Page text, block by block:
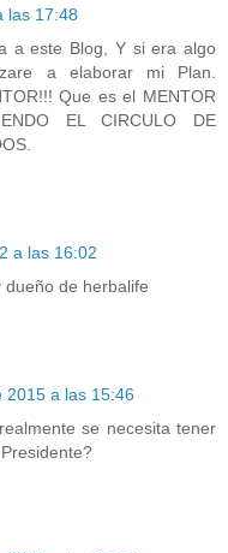
las 17:48
a este Blog, Y si era algo
a elaborar mi Plan.
Que es el MENTOR
EL CIRCULO DE
a las 16:02
de herbalife
2015 a las 15:46
se necesita tener